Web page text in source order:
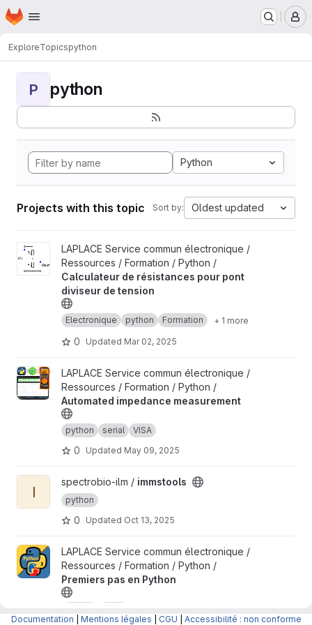
Skip to main content
Homepage
ExploreTopicspython
P python
Python
Projects with this topic Sort by: Oldest updated
View Calculateur de résistances pour pont diviseur de tension
LAPLACE Service commun électronique /
Ressources / Formation / Python /
Calculateur de résistances pour pont
diviseur de tension
Electronique python Formation + 1 more
0 Updated Mar 02, 2025
View Automated impedance measurement project
LAPLACE Service commun électronique /
Ressources / Formation / Python /
Automated impedance measurement
python serial VISA
0 Updated May 09, 2025
View immstools project
I
spectrobio-ilm / immstools
python
0 Updated Oct 13, 2025
View Premiers pas en Python project
LAPLACE Service commun électronique /
Ressources / Formation / Python /
Premiers pas en Python
Documentation Mentions légales CGU Accessibilité : non conforme